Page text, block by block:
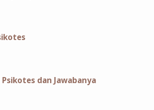
dan Jawabanya